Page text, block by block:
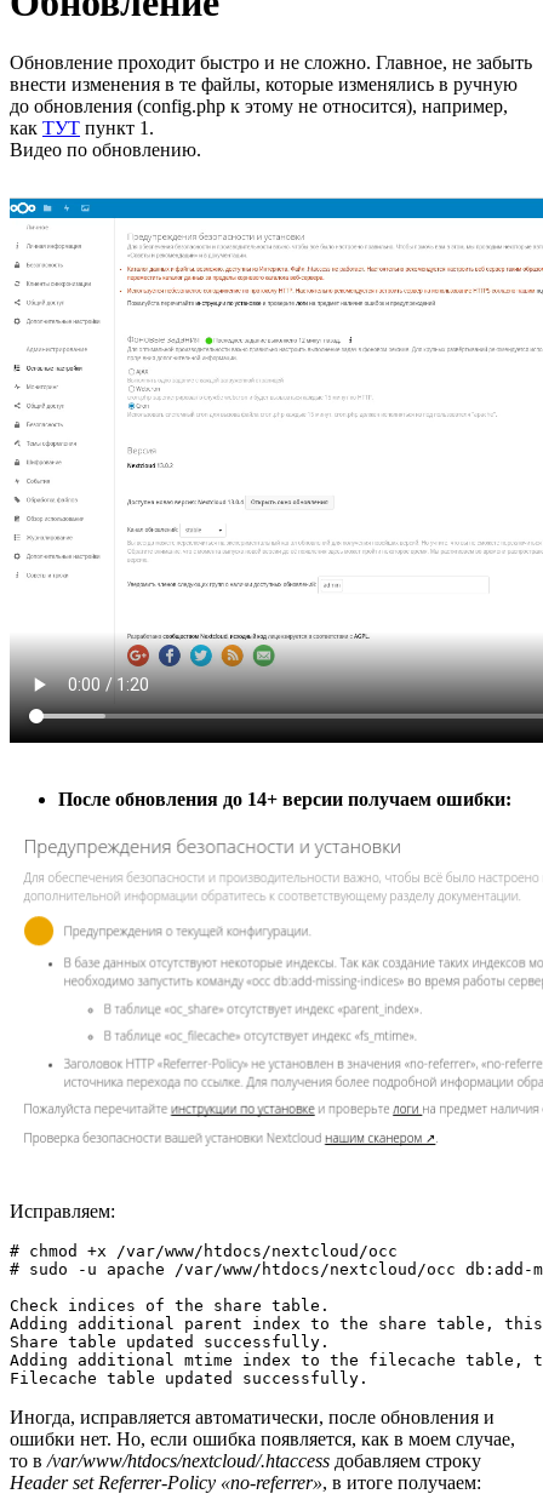
Обновление проходит быстро и не сложно. Главное, не забыть
внести изменения в те файлы, которые изменялись в ручную
до обновления (config.php к этому не относится), например,
как ТУТ пункт 1.
Видео по обновлению.
После обновления до 14+ версии получаем ошибки:
Исправляем:
# chmod +x /var/www/htdocs/nextcloud/occ
# sudo -u apache /var/www/htdocs/nextcloud/occ db:add-
Check indices of the share table.
Adding additional parent index to the share table,
Share table updated successfully.
Adding additional mtime index to the filecache table,
Filecache table updated successfully.
Иногда, исправляется автоматически, после обновления и
ошибки нет. Но, если ошибка появляется, как в моем случае,
то в /var/www/htdocs/nextcloud/.htaccess добавляем строку
Header set Referrer-Policy «no-referrer», в итоге получаем: